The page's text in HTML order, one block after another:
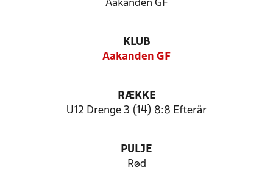
Aakanden GF
KLUB
Aakanden GF
RÆKKE
U12 Drenge 3 (14) 8:8 Efterår
PULJE
Rød